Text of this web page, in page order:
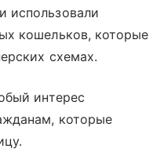
использовали
кошельков, которые
схемах.
интерес
которые